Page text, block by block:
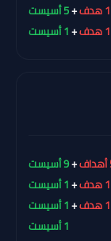
+5 أسيست
+1 أسيست
+9 أسيست
+1 أسيست
+1 أسيست